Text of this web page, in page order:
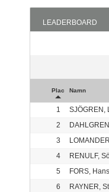
LEADERBOARD
Plac Namn
1 SJÖGREN,
2
3
4
RENULF,
5
FORS, Hans
6
RAYNER,